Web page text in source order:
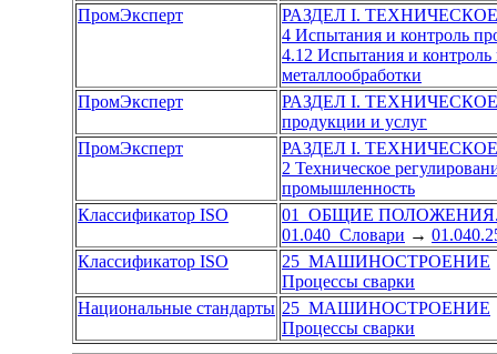
ПромЭксперт
РАЗДЕЛ I.
4 Испытания и контроль
4.12 Испытания и
металлообработки
ПромЭксперт
РАЗДЕЛ I.
продукции и услуг
ПромЭксперт
РАЗДЕЛ I.
2 Техническое
промышленность
Классификатор ISO
01 ОБЩИЕ
01.040 Словари →
Классификатор ISO
25 МАШИНОСТРОЕНИЕ
Процессы сварки
Национальные стандарты 25 МАШИНОСТРОЕНИЕ
Процессы сварки